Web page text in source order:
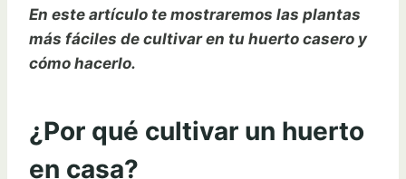
En este artículo te mostraremos las plantas
más fáciles de cultivar en tu huerto casero y
cómo hacerlo.
¿Por qué cultivar un huerto
en casa?